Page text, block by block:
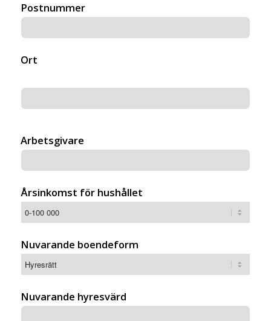
Postnummer
Ort
Arbetsgivare
Årsinkomst för hushållet
Nuvarande boendeform
Nuvarande hyresvärd